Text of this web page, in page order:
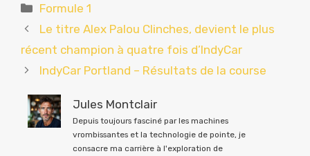
Catégories
Formule 1
Le titre Alex Palou Clinches, devient le plus
récent champion à quatre fois d’IndyCar
IndyCar Portland – Résultats de la course
Jules Montclair
Depuis toujours fasciné par les machines
vrombissantes et la technologie de pointe, je
consacre ma carrière à l'exploration de